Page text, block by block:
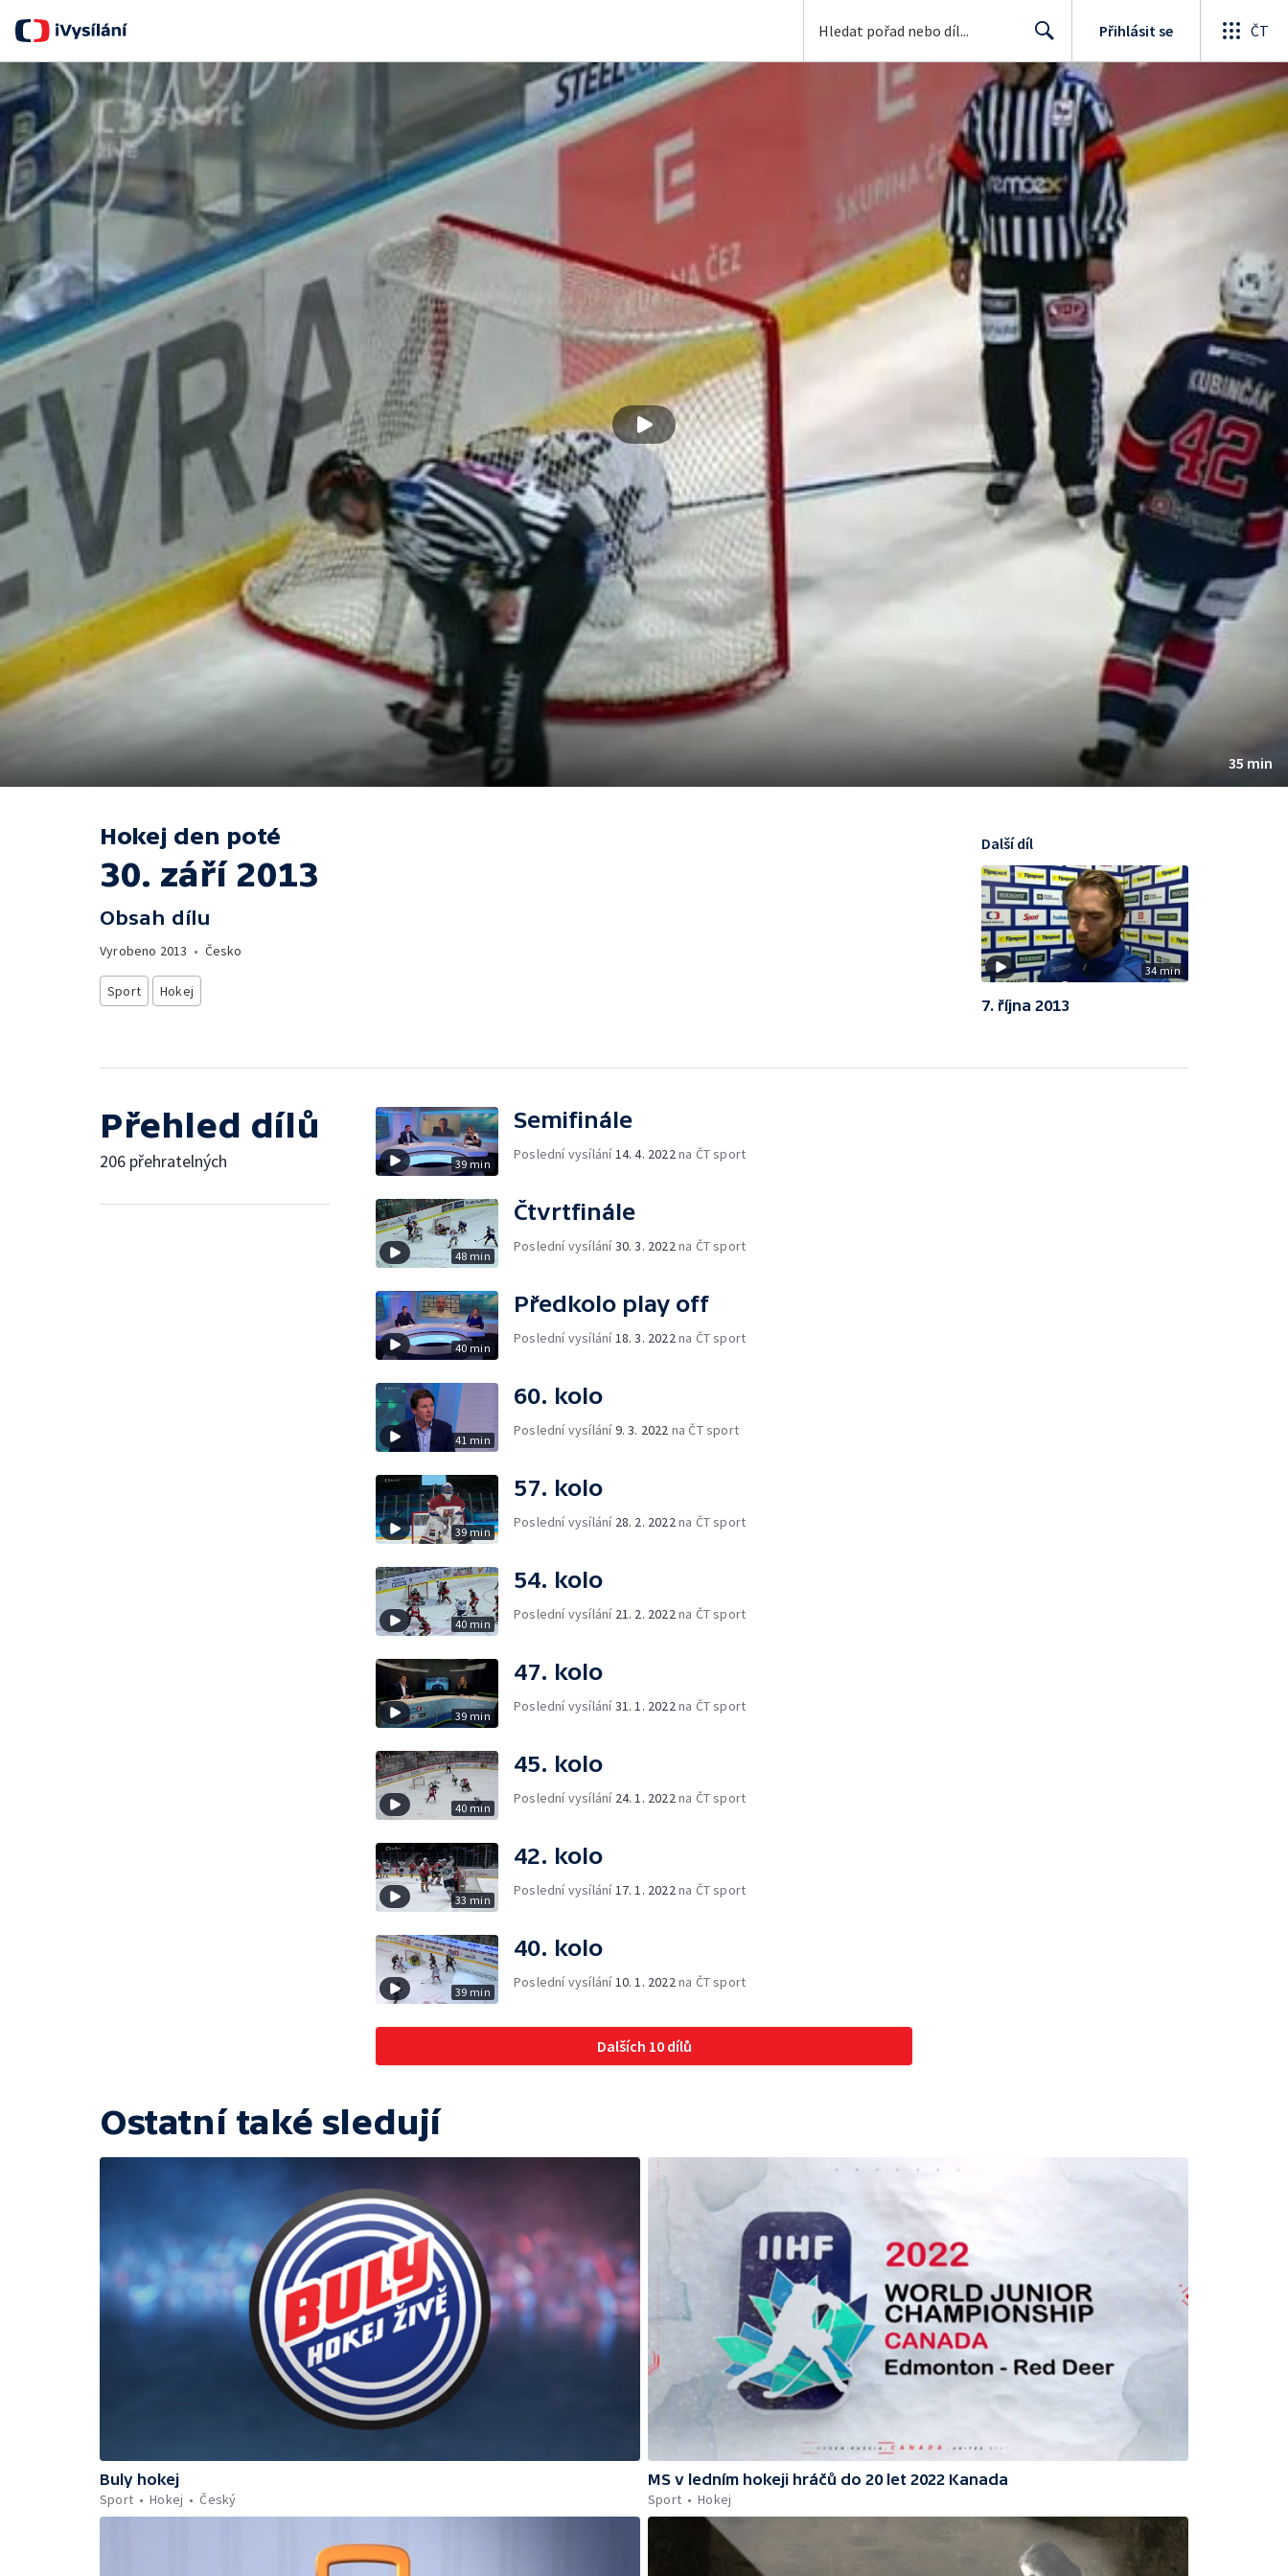
Search
Přihlásit se ČT
35 min
Hokej den poté
30. září 2013
Obsah dílu
Vyrobeno 2013 • Česko
Sport Hokej
34 min
Další díl
7. října 2013
Přehled dílů
206 přehratelných 39 min
Semifinále
Poslední vysílání 14. 4. 2022 na ČT sport
48 min
Čtvrtfinále
Poslední vysílání30. 3. 2022 na ČT sport
40 min
Předkolo play off
Poslední vysílání 18. 3. 2022 na ČT sport
41 min
60. kolo
Poslední vysílání9. 3. 2022 na ČT sport
39 min
57. kolo
Poslední vysílání 28. 2. 2022 na ČT sport
40 min
54. kolo
Poslední vysílání 21. 2. 2022 na ČT sport
39 min
47. kolo
Poslední vysílání31. 1. 2022 na ČT sport
40 min
45. kolo
Poslední vysílání 24. 1. 2022 na ČT sport
33 min
42. kolo
Poslední vysílání 17. 1. 2022 na ČT sport
39 min
40. kolo
Poslední vysílání 10. 1. 2022 na ČT sport
Dalších 10 dílů
Ostatní také sledují
Buly hokej
Sport
Hokej Český
MS v ledním hokeji hráčů do 20 let 2022 Kanada
Sport
Hokej